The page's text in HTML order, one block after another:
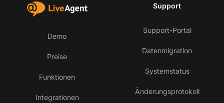
Demo
Preise
Funktionen
Integrationen
Support
Support-Portal
Datenmigration
Systemstatus
Änderungsprotokoll